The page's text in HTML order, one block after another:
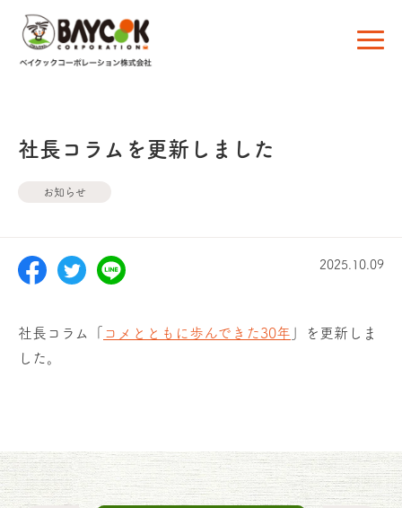
社長コラムを更新しました
お知らせ
2025.10.09
社長コラム「 コメとともに歩んできた30年 」を更新しま
した。